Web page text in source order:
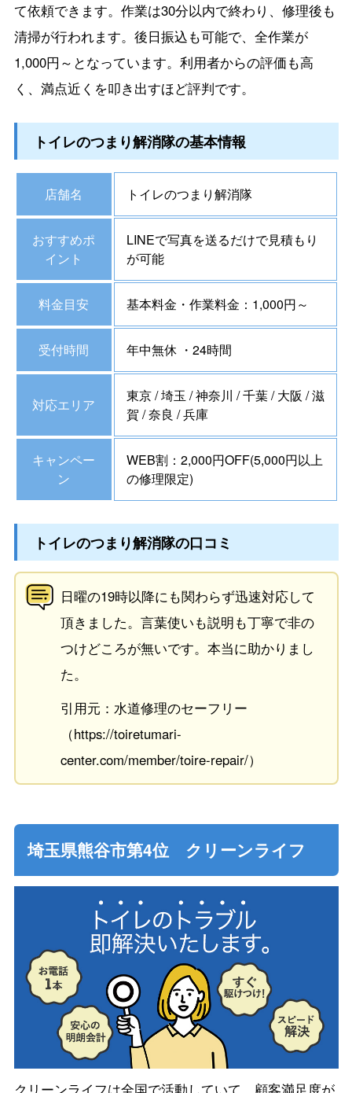
て依頼できます。作業は30分以内で終わり、修理後も
清掃が行われます。後日振込も可能で、全作業が
1,000円～となっています。利用者からの評価も高
く、満点近くを叩き出すほど評判です。
トイレのつまり解消隊の基本情報
店舗名 トイレのつまり解消隊
おすすめポ
イント
LINEで写真を送るだけで見積もり
が可能
料金目安 基本料金・作業料金：1,000円～
受付時間 年中無休 ・24時間
対応エリア
東京 / 埼玉 / 神奈川 / 千葉 / 大阪 / 滋
賀 / 奈良 / 兵庫
キャンペー
ン
WEB割：2,000円OFF(5,000円以上
の修理限定)
トイレのつまり解消隊の口コミ
日曜の19時以降にも関わらず迅速対応して
頂きました。言葉使いも説明も丁寧で非の
つけどころが無いです。本当に助かりまし
た。
引用元：水道修理のセーフリー
（https://toiretumari-
center.com/member/toire-repair/）
埼玉県熊谷市第4位 クリーンライフ
クリーンライフは全国で活動していて、顧客満足度が